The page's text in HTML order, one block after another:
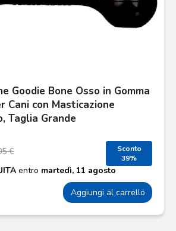
Goodie Bone Osso in Gomma
Cani con Masticazione
Taglia Grande
€
Sconto
39%
entro martedì, 11 agosto
Aggiungi al carrello